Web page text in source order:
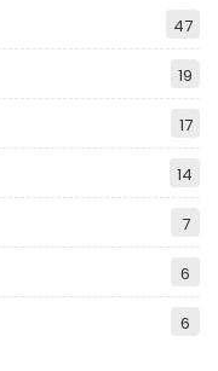
47
19
17
14
7
6
6